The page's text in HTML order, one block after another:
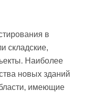
в
складские,
Наиболее
новых зданий
имеющие